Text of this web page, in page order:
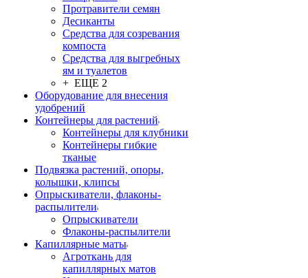
Протравители семян
Десиканты
Средства для созревания
компоста
Средства для выгребных
ям и туалетов
+ ЕЩЕ 2
Оборудование для внесения
удобрений
Контейнеры для растений
Контейнеры для клубники
Контейнеры гибкие
тканые
Подвязка растений, опоры,
колышки, клипсы
Опрыскиватели, флаконы-
распылители
Опрыскиватели
Флаконы-распылители
Капиллярные маты
Агроткань для
капиллярных матов